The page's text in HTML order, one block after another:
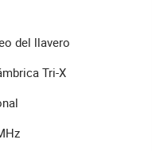
del llavero
Tri-X